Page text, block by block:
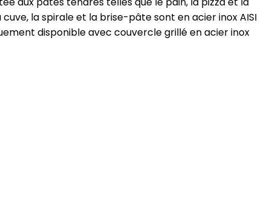
la spirale et la brise-pâte sont en acier inox AISI
disponible avec couvercle grillé en acier inox